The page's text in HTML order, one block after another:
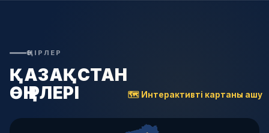
ӨҢІРЛЕР
ҚАЗАҚСТАН
ӨҢІРЛЕРІ
🗺 Интерактивті картаны ашу